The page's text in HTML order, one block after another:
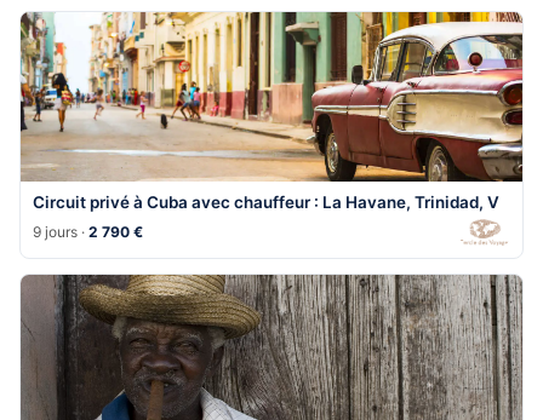
Circuit privé à Cuba avec chauffeur : La Havane, Trinidad, V
9 jours ·2 790 €